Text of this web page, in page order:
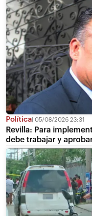
Política 05/08/2026 23:31
Revilla: Para
debe trabajar y